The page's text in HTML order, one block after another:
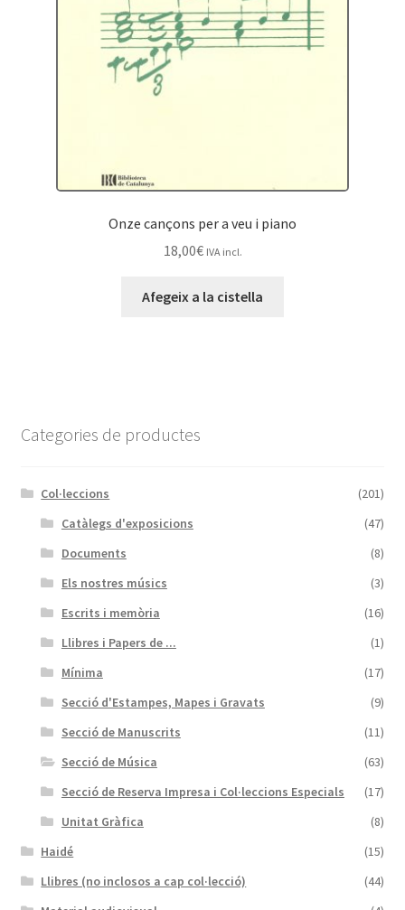
Onze cançons per a veu i piano
18,00€ IVA incl.
Afegeix a la cistella
Categories de productes
Col·leccions
(201)
Catàlegs d'exposicions
(47)
Documents
(8)
Els nostres músics
(3)
Escrits i memòria
(16)
Llibres i Papers de ...
(1)
Mínima
(17)
Secció d'Estampes, Mapes i Gravats
(9)
Secció de Manuscrits
(11)
Secció de Música
(63)
Secció de Reserva Impresa i Col·leccions Especials
(17)
Unitat Gràfica
(8)
Haidé
(15)
Llibres (no inclosos a cap col·lecció)
(44)